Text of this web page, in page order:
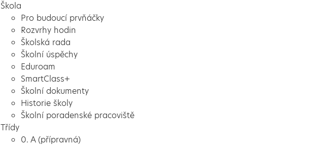
Škola
Pro budoucí prvňáčky
Rozvrhy hodin
Školská rada
Školní úspěchy
Eduroam
SmartClass+
Školní dokumenty
Historie školy
Školní poradenské pracoviště
Třídy
0. A (přípravná)